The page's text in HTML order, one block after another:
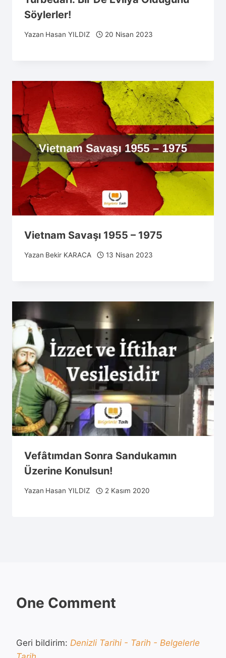
Söylerler!
Yazan Hasan YILDIZ 20 Nisan 2023
Vietnam Savaşı 1955 – 1975
Yazan Bekir KARACA 13 Nisan 2023
Vefâtımdan Sonra Sandukamın
Üzerine Konulsun!
Yazan Hasan YILDIZ 2 Kasım 2020
One Comment
Geri bildirim: Denizli Tarihi - Tarih - Belgelerle